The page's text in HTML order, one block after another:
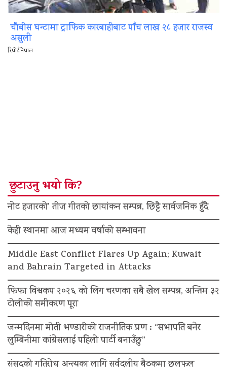
चौबीस घन्टामा ट्राफिक कारबाहीबाट पाँच लाख २८ हजार राजस्व
असुली
रिपोर्ट नेपाल
छुटाउनु भयो कि?
नोट हजारको’ तीज गीतको छायांकन सम्पन्न, छिट्टै सार्वजनिक हुँदै
केही स्थानमा आज मध्यम वर्षाको सम्भावना
Middle East Conflict Flares Up Again; Kuwait
and Bahrain Targeted in Attacks
फिफा विश्वकप २०२६ को लिग चरणका सबै खेल सम्पन्न, अन्तिम ३२
टोलीको समीकरण पूरा
जन्मदिनमा मोती भण्डारीको राजनीतिक प्रण : “सभापति बनेर
लुम्बिनीमा कांग्रेसलाई पहिलो पार्टी बनाउँछु”
संसदको गतिरोध अन्त्यका लागि सर्वदलीय बैठकमा छलफल